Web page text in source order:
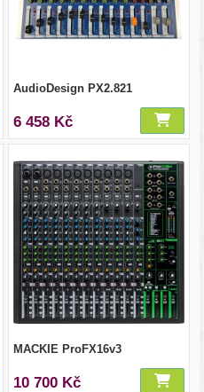
AudioDesign PX2.821
6 458 Kč
MACKIE ProFX16v3
10 700 Kč